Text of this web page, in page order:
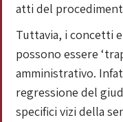
atti del
Tuttavia, i concetti
possono essere
amministrativo.
regressione del
specifici vizi della